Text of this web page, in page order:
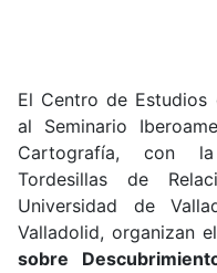
El Centro de
al Seminario
Cartografía, con
Tordesillas de
Universidad de
Valladolid, organizan el
sobre